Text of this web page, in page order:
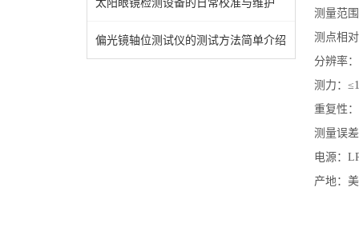
偏光镜轴位测试仪的测试方法简单介绍
测量范
测点相
分辨率
测力：
重复性
测量误
电源：
产地：